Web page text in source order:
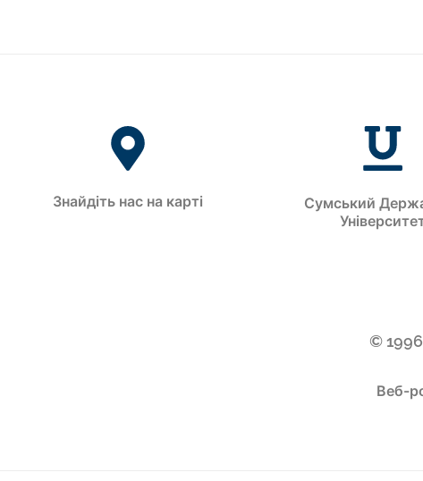
Знайдіть нас на карті
Сумський
©
Веб-